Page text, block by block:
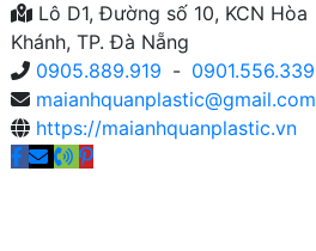
Lô D1, Đường số 10, KCN Hòa
Khánh, TP. Đà Nẵng
0905.889.919 - 0901.556.339
maianhquanplastic@gmail.com
https://maianhquanplastic.vn